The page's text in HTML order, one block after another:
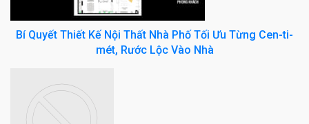
Bí Quyết Thiết Kế Nội Thất Nhà Phố Tối Ưu Từng Cen-ti-
mét, Rước Lộc Vào Nhà